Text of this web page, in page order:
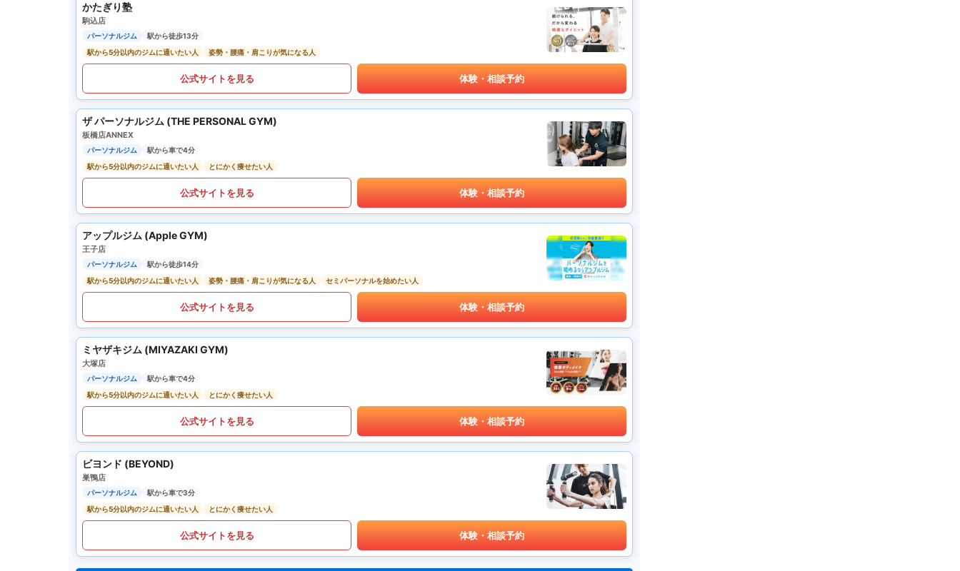
かたぎり塾
駒込店
パーソナルジム
駅から徒歩13分
駅から5分以内のジムに通いたい人
姿勢・腰痛・肩こりが気になる人
公式サイトを見る 体験・相談予約
ザ パーソナルジム (THE PERSONAL GYM)
板橋店ANNEX
パーソナルジム
駅から車で4分
駅から5分以内のジムに通いたい人
とにかく痩せたい人
公式サイトを見る 体験・相談予約
アップルジム (Apple GYM)
王子店
パーソナルジム
駅から徒歩14分
駅から5分以内のジムに通いたい人
姿勢・腰痛・肩こりが気になる人 セミパーソナルを始めたい人
公式サイトを見る 体験・相談予約
ミヤザキジム (MIYAZAKI GYM)
大塚店
パーソナルジム
駅から車で4分
駅から5分以内のジムに通いたい人
とにかく痩せたい人
公式サイトを見る 体験・相談予約
ビヨンド (BEYOND)
巣鴨店
パーソナルジム
駅から車で3分
駅から5分以内のジムに通いたい人
とにかく痩せたい人
公式サイトを見る 体験・相談予約